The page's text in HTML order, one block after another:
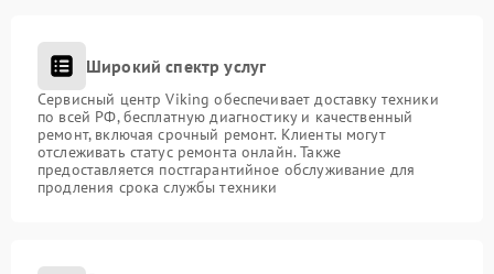
Широкий спектр услуг
Сервисный центр Viking обеспечивает доставку техники
по всей РФ, бесплатную диагностику и качественный
ремонт, включая срочный ремонт. Клиенты могут
отслеживать статус ремонта онлайн. Также
предоставляется постгарантийное обслуживание для
продления срока службы техники